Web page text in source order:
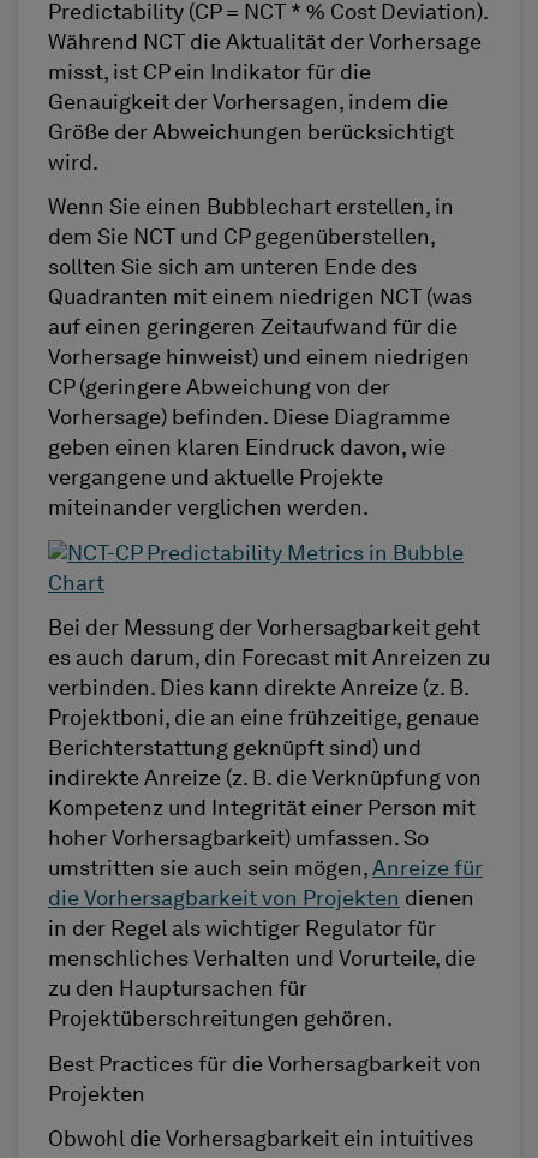
Predictability (CP = NCT * % Cost Deviation).
Während NCT die Aktualität der Vorhersage
misst, ist CP ein Indikator für die
Genauigkeit der Vorhersagen, indem die
Größe der Abweichungen berücksichtigt
wird.
Wenn Sie einen Bubblechart erstellen, in
dem Sie NCT und CP gegenüberstellen,
sollten Sie sich am unteren Ende des
Quadranten mit einem niedrigen NCT (was
auf einen geringeren Zeitaufwand für die
Vorhersage hinweist) und einem niedrigen
CP (geringere Abweichung von der
Vorhersage) befinden. Diese Diagramme
geben einen klaren Eindruck davon, wie
vergangene und aktuelle Projekte
miteinander verglichen werden.
Bei der Messung der Vorhersagbarkeit geht
es auch darum, din Forecast mit Anreizen zu
verbinden. Dies kann direkte Anreize (z. B.
Projektboni, die an eine frühzeitige, genaue
Berichterstattung geknüpft sind) und
indirekte Anreize (z. B. die Verknüpfung von
Kompetenz und Integrität einer Person mit
hoher Vorhersagbarkeit) umfassen. So
umstritten sie auch sein mögen, Anreize für
die Vorhersagbarkeit von Projekten dienen
in der Regel als wichtiger Regulator für
menschliches Verhalten und Vorurteile, die
zu den Hauptursachen für
Projektüberschreitungen gehören.
Best Practices für die Vorhersagbarkeit von
Projekten
Obwohl die Vorhersagbarkeit ein intuitives